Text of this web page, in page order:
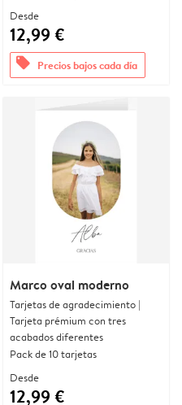
Desde
12,99 €
offers Precios bajos cada día
Marco oval moderno
Tarjetas de agradecimiento |
Tarjeta prémium con tres
acabados diferentes
Pack de 10 tarjetas
Desde
12,99 €